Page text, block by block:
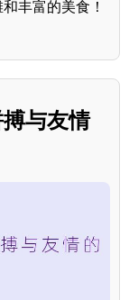
丰富的美食！
与友情